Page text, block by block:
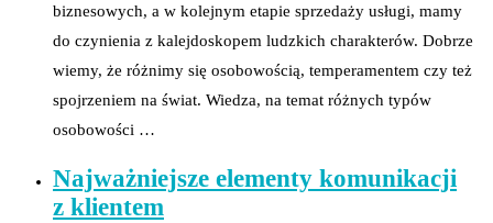
biznesowych, a w kolejnym etapie sprzedaży usługi, mamy
do czynienia z kalejdoskopem ludzkich charakterów. Dobrze
wiemy, że różnimy się osobowością, temperamentem czy też
spojrzeniem na świat. Wiedza, na temat różnych typów
osobowości …
Najważniejsze elementy komunikacji
z klientem